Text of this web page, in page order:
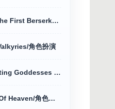
第一狂战士：卡赞/The First Berserker动作冒险
角色扮演
我靠挂机撩女神/Flirting Goddesses by AFK
江山北望/Mandate Of Heaven/角色扮演游戏